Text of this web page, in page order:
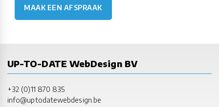
MAAK EEN AFSPRAAK
UP-TO-DATE WebDesign BV
+32 (0)11 870 835
info@uptodatewebdesign.be